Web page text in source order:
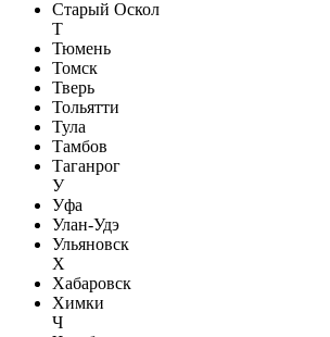
Старый Оскол
Т
Тюмень
Томск
Тверь
Тольятти
Тула
Тамбов
Таганрог
У
Уфа
Улан-Удэ
Ульяновск
Х
Хабаровск
Химки
Ч